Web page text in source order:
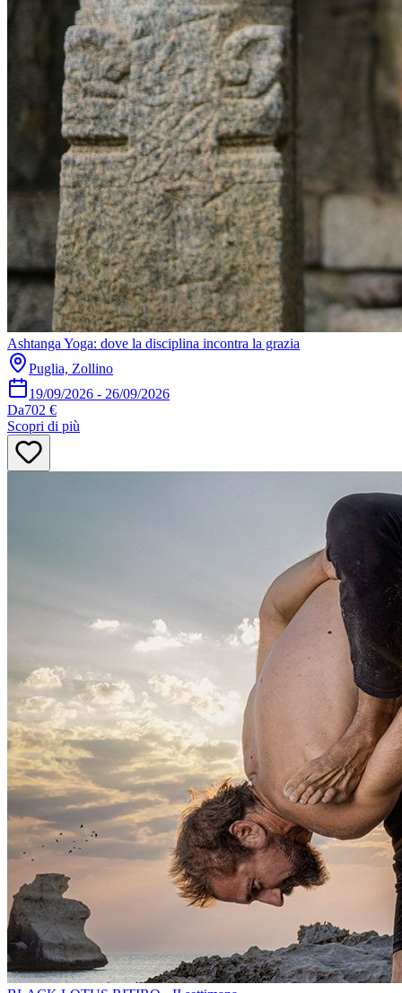
Ashtanga Yoga: dove la disciplina incontra la grazia
Puglia, Zollino
19/09/2026 - 26/09/2026
Da702 €
Scopri di più